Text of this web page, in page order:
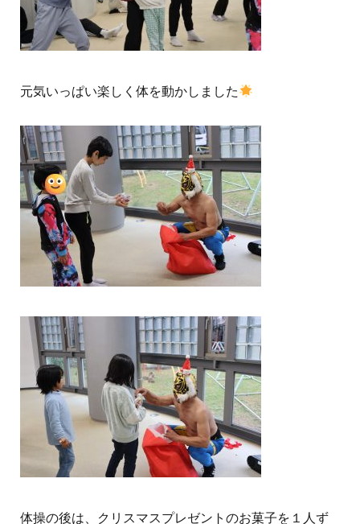
元気いっぱい楽しく体を動かしました
体操の後は、クリスマスプレゼントのお菓子を１人ず